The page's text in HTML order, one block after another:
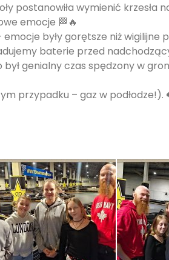
postanowiła wymienić krzesła
emocje 🏁🔥
były gorętsze niż wigilijne
baterie przed
genialny czas spędzony w
przypadku – gaz w podłodze!).